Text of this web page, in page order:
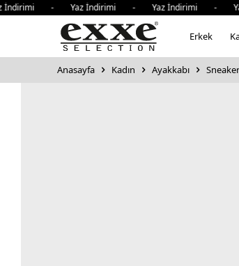
- Yaz İndirimi - Yaz İndirimi -
Erkek
Anasayfa Kadın Ayakkabı Sneaker